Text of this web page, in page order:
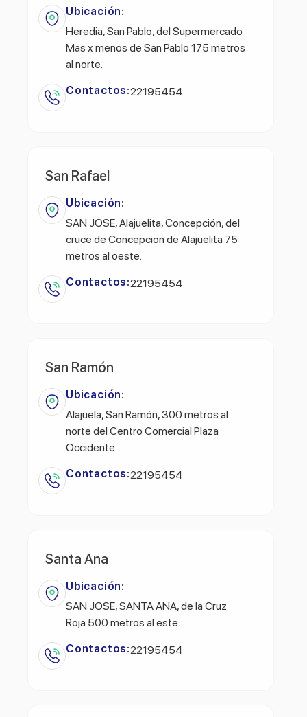
Ubicación:
Heredia, San Pablo, del Supermercado
Mas x menos de San Pablo 175 metros
al norte.
Contactos:22195454
San Rafael
Ubicación:
SAN JOSE, Alajuelita, Concepción, del
cruce de Concepcion de Alajuelita 75
metros al oeste.
Contactos:22195454
San Ramón
Ubicación:
Alajuela, San Ramón, 300 metros al
norte del Centro Comercial Plaza
Occidente.
Contactos:22195454
Santa Ana
Ubicación:
SAN JOSE, SANTA ANA, de la Cruz
Roja 500 metros al este.
Contactos:22195454